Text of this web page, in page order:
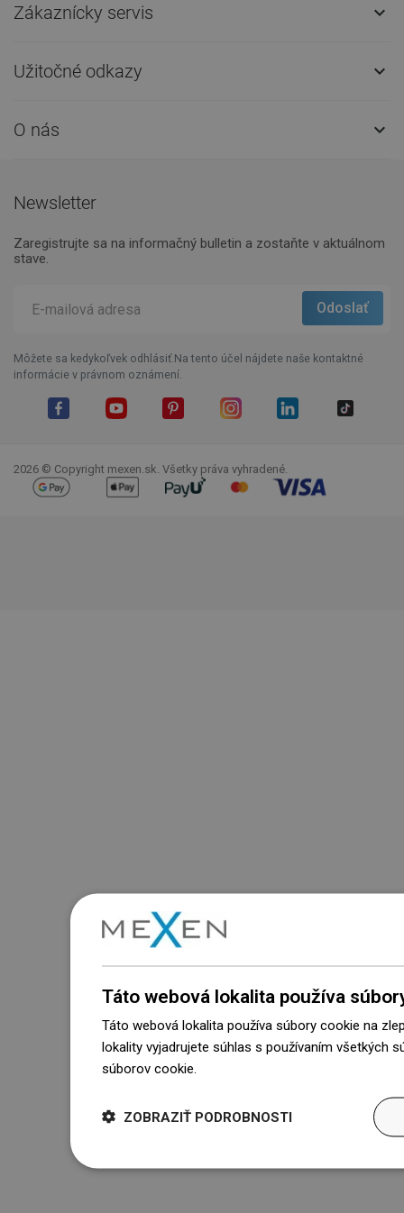
Zákaznícky servis 
Užitočné odkazy 
O nás 
Newsletter
Zaregistrujte sa na informačný bulletin a zostaňte v aktuálnom
stave.
Môžete sa kedykoľvek odhlásiť.Na tento účel nájdete naše kontaktné
informácie v právnom oznámení.
2026 © Copyright mexen.sk. Všetky práva vyhradené.
Táto webová lokalita používa
Táto webová lokalita používa súbory cookie na
lokality vyjadrujete súhlas s používaním všetkých
súborov cookie.
ZOBRAZIŤ PODROBNOSTI